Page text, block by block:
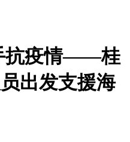
抗疫情——桂
出发支援海